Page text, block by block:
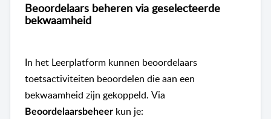
Beoordelaars beheren via geselecteerde
bekwaamheid
In het Leerplatform kunnen beoordelaars
toetsactiviteiten beoordelen die aan een
bekwaamheid zijn gekoppeld. Via
Beoordelaarsbeheer kun je: